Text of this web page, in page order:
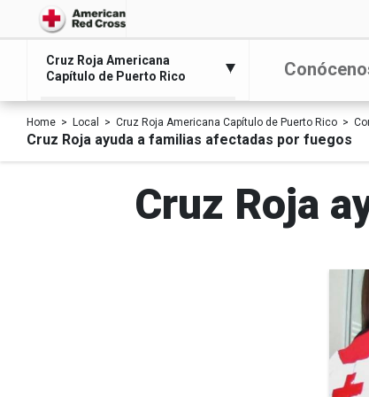
Cruz Roja Americana
Capítulo de Puerto Rico
Home Local Cruz Roja Americana Capítulo de Puerto Rico
Cruz Roja ayuda a familias afectadas por fuegos
Cruz Roja